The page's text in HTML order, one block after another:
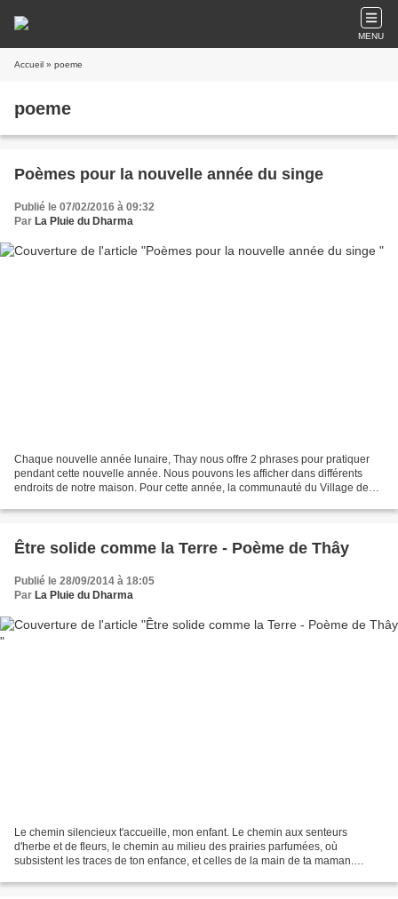
MENU
Accueil » poeme
poeme
Poèmes pour la nouvelle année du singe
Publié le 07/02/2016 à 09:32
Par La Pluie du Dharma
Chaque nouvelle année lunaire, Thay nous offre 2 phrases pour pratiquer
pendant cette nouvelle année. Nous pouvons les afficher dans différents
endroits de notre maison. Pour cette année, la communauté du Village des
Être solide comme la Terre - Poème de Thây
Publié le 28/09/2014 à 18:05
Par La Pluie du Dharma
Le chemin silencieux t'accueille, mon enfant. Le chemin aux senteurs
d'herbe et de fleurs, le chemin au milieu des prairies parfumées, où
subsistent les traces de ton enfance, et celles de la main de ta maman.